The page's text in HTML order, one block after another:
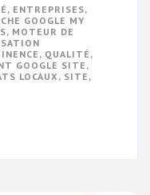
, ENTREPRISES,
GOOGLE MY
, MOTEUR DE
, QUALITÉ ,
GOOGLE SITE,
LOCAUX, SITE ,